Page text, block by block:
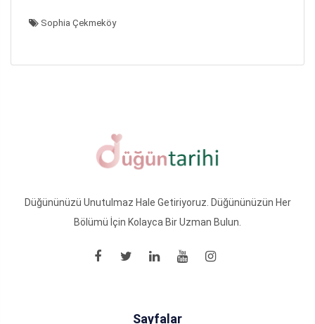
Sophia Çekmeköy
Düğününüzü Unutulmaz Hale Getiriyoruz. Düğününüzün Her
Bölümü İçin Kolayca Bir Uzman Bulun.
Sayfalar